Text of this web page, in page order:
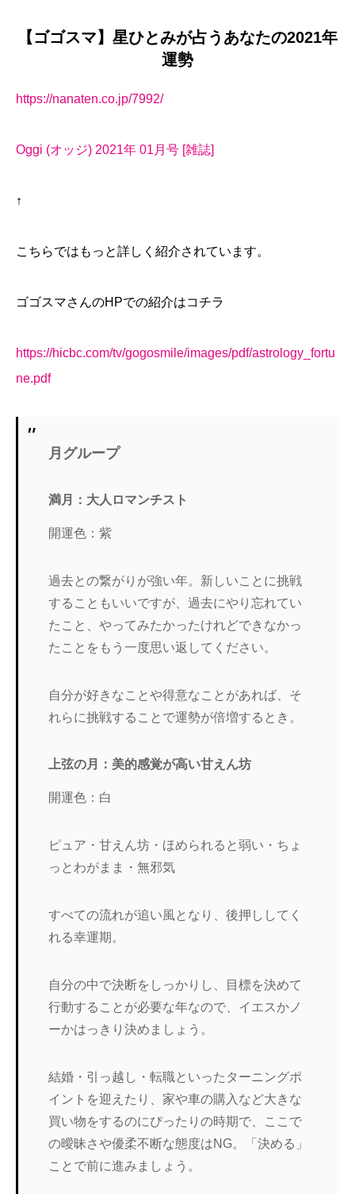
【ゴゴスマ】星ひとみが占うあなたの2021年
運勢
https://nanaten.co.jp/7992/
Oggi (オッジ) 2021年 01月号 [雑誌]
↑
こちらではもっと詳しく紹介されています。
ゴゴスマさんのHPでの紹介はコチラ
https://hicbc.com/tv/gogosmile/images/pdf/astrology_fortu
ne.pdf
月グループ
満月：大人ロマンチスト
開運色：紫
過去との繋がりが強い年。新しいことに挑戦
することもいいですが、過去にやり忘れてい
たこと、やってみたかったけれどできなかっ
たことをもう一度思い返してください。
自分が好きなことや得意なことがあれば、そ
れらに挑戦することで運勢が倍増するとき。
上弦の月：美的感覚が高い甘えん坊
開運色：白
ピュア・甘えん坊・ほめられると弱い・ちょ
っとわがまま・無邪気
すべての流れが追い風となり、後押ししてく
れる幸運期。
自分の中で決断をしっかりし、目標を決めて
行動することが必要な年なので、イエスかノ
ーかはっきり決めましょう。
結婚・引っ越し・転職といったターニングポ
イントを迎えたり、家や車の購入など大きな
買い物をするのにぴったりの時期で、ここで
の曖昧さや優柔不断な態度はNG。「決める」
ことで前に進みましょう。